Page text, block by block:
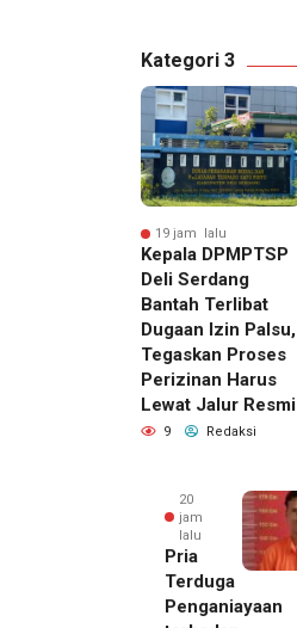
Kategori 3
19 jam lalu
Kepala DPMPTSP
Deli Serdang
Bantah Terlibat
Dugaan Izin Palsu,
Tegaskan Proses
Perizinan Harus
Lewat Jalur Resmi
9 Redaksi
20
jam
lalu
Pria
Terduga
Penganiayaan